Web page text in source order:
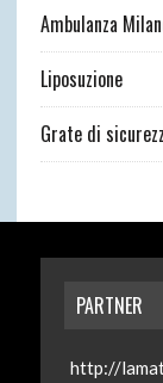
Ambulanza
Liposuzione
Grate di
PARTNER
http://